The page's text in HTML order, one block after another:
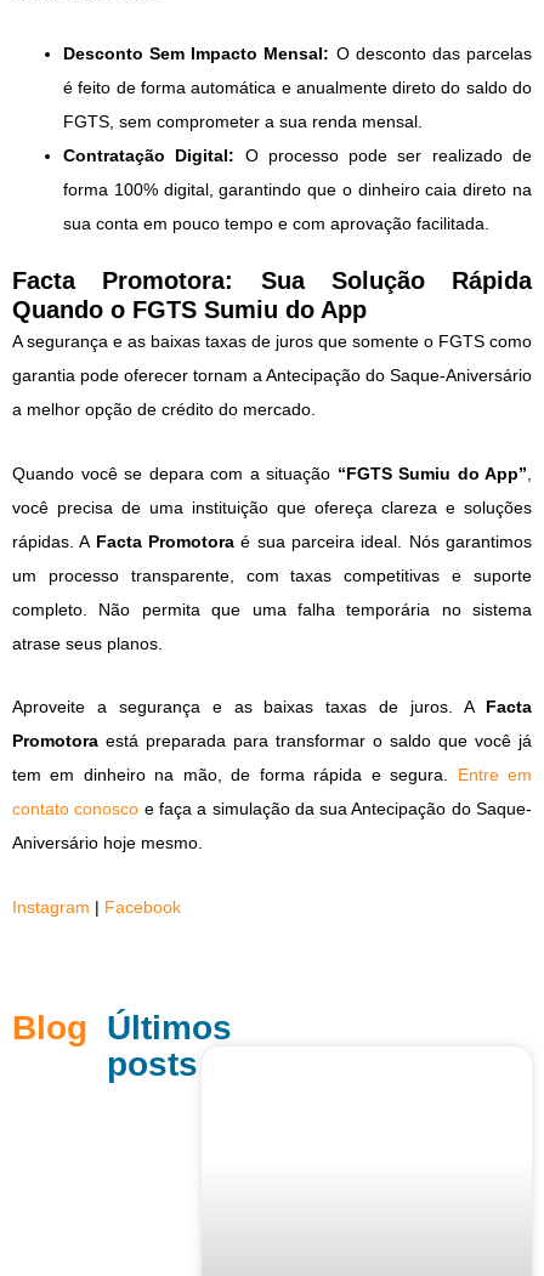
Desconto Sem Impacto Mensal: O desconto das parcelas
é feito de forma automática e anualmente direto do saldo do
FGTS, sem comprometer a sua renda mensal.
Contratação Digital: O processo pode ser realizado de
forma 100% digital, garantindo que o dinheiro caia direto na
sua conta em pouco tempo e com aprovação facilitada.
Facta Promotora: Sua Solução Rápida
Quando o FGTS Sumiu do App
A segurança e as baixas taxas de juros que somente o FGTS como
garantia pode oferecer tornam a Antecipação do Saque-Aniversário
a melhor opção de crédito do mercado.
Quando você se depara com a situação “FGTS Sumiu do App”
você precisa de uma instituição que ofereça clareza e soluções
rápidas. A Facta Promotora é sua parceira ideal. Nós garantimos
um processo transparente, com taxas competitivas e suporte
completo. Não permita que uma falha temporária no sistema
atrase seus planos.
Aproveite a segurança e as baixas taxas de juros. A Facta
Promotora está preparada para transformar o saldo que você já
tem em dinheiro na mão, de forma rápida e segura. Entre em
contato conosco e faça a simulação da sua Antecipação do Saque-
Aniversário hoje mesmo.
Instagram | Facebook
Blog Últimos
posts